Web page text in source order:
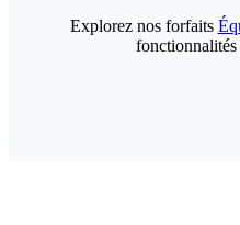
Explorez nos forfaits
fonctionnalités